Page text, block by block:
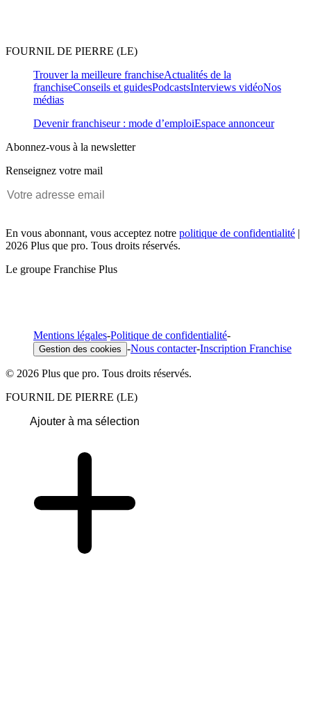
FOURNIL DE PIERRE (LE)
Trouver la meilleure franchiseActualités de la
franchiseConseils et guidesPodcastsInterviews vidéoNos
médias
Devenir franchiseur : mode d’emploiEspace annonceur
Abonnez-vous à la newsletter
Renseignez votre mail
En vous abonnant, vous acceptez notre politique de confidentialité |
2026 Plus que pro. Tous droits réservés.
Le groupe Franchise Plus
Mentions légales-Politique de confidentialité-
Gestion des cookies -Nous contacter-Inscription Franchise
© 2026 Plus que pro. Tous droits réservés.
FOURNIL DE PIERRE (LE)
Ajouter à ma sélection